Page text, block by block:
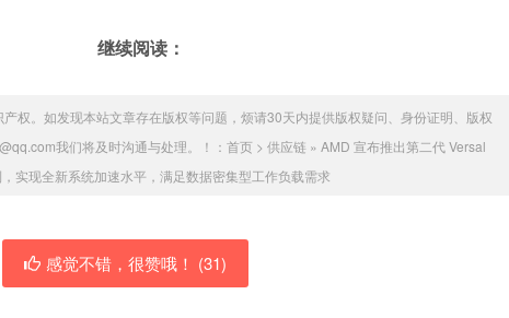
继续阅读：
权。如发现本站文章存在版权等问题，烦请30天内提供版权疑问、身份证明、版权
我们将及时沟通与处理。！： 首页> 供应链 » AMD 宣布推出第二代 Versal
实现全新系统加速水平，满足数据密集型工作负载需求
感觉不错，很赞哦！ (31)